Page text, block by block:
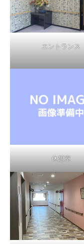
エントランス
休憩室